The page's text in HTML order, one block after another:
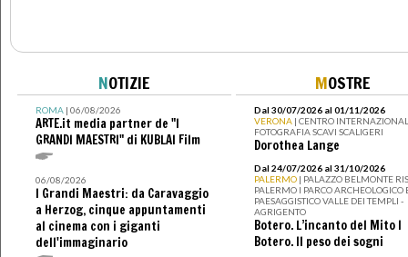
NOTIZIE
ROMA| 06/08/2026
ARTE.it media partner de "I
GRANDI MAESTRI" di KUBLAI Film
06/08/2026
I Grandi Maestri: da Caravaggio
a Herzog, cinque appuntamenti
al cinema con i giganti
dell'immaginario
MOSTRE
Dal 30/07/2026 al 01/11/2026
VERONA | CENTRO
FOTOGRAFIA SCAVI SCALIGERI
Dorothea Lange
Dal 24/07/2026 al 31/10/2026
PALERMO | PALAZZO BELMONTE
PALERMO I PARCO ARCHEOLOGICO
PAESAGGISTICO VALLE DEI TEMPLI -
AGRIGENTO
Botero. L’incanto del Mito I
Botero. Il peso dei sogni